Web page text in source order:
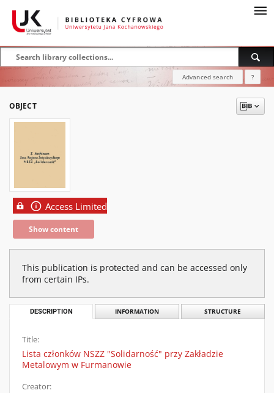
Advanced search ?
OBJECT
Access Limited
Show content
This publication is protected and can be accessed only
from certain IPs.
DESCRIPTION INFORMATION STRUCTURE
Title:
Lista członków NSZZ "Solidarność" przy Zakładzie
Metalowym w Furmanowie
Creator: